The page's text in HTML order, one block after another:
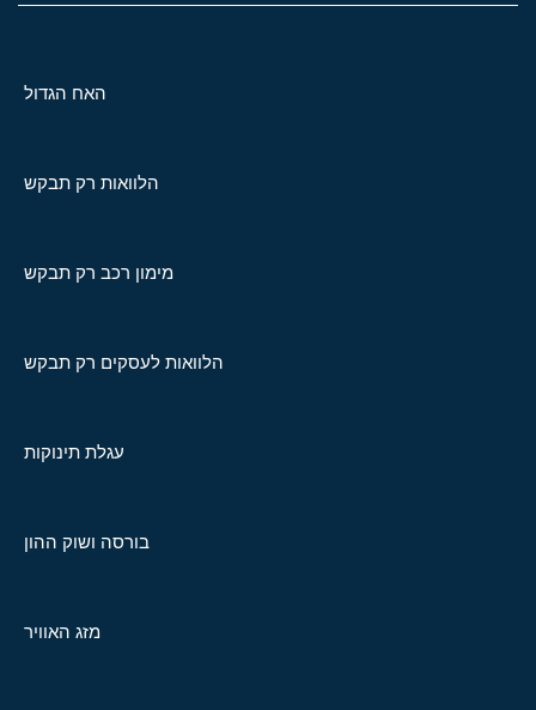
האח הגדול
הלוואות רק תבקש
מימון רכב רק תבקש
הלוואות לעסקים רק תבקש
עגלת תינוקות
בורסה ושוק ההון
מזג האוויר